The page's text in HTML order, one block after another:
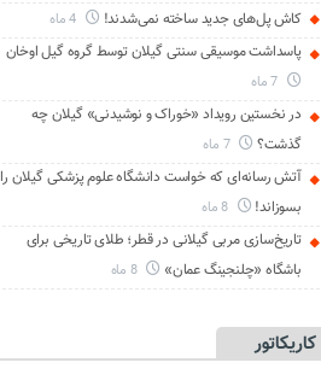
کاش پل‌های جدید ساخته نمی‌شدند!
پاسداشت موسیقی سنتی گیلان توسط گروه گیل اوخان
در نخستین رویداد «خوراک و نوشیدنی» گیلان چه
گذشت؟
7 ماه
آتش رسانه‌ای که خواست دانشگاه علوم پزشکی گیلان را
بسوزاند!
8 ماه
تاریخ‌سازی مربی گیلانی در قطر؛ طلای تاریخی برای
باشگاه «چلنجینگ عمان»
8 ماه
کاریکاتور